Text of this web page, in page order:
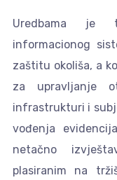
Uredbama je
informacionog
zaštitu okoliša, a
za upravljanje
infrastrukturi i
vođenja
netačno
plasiranim na